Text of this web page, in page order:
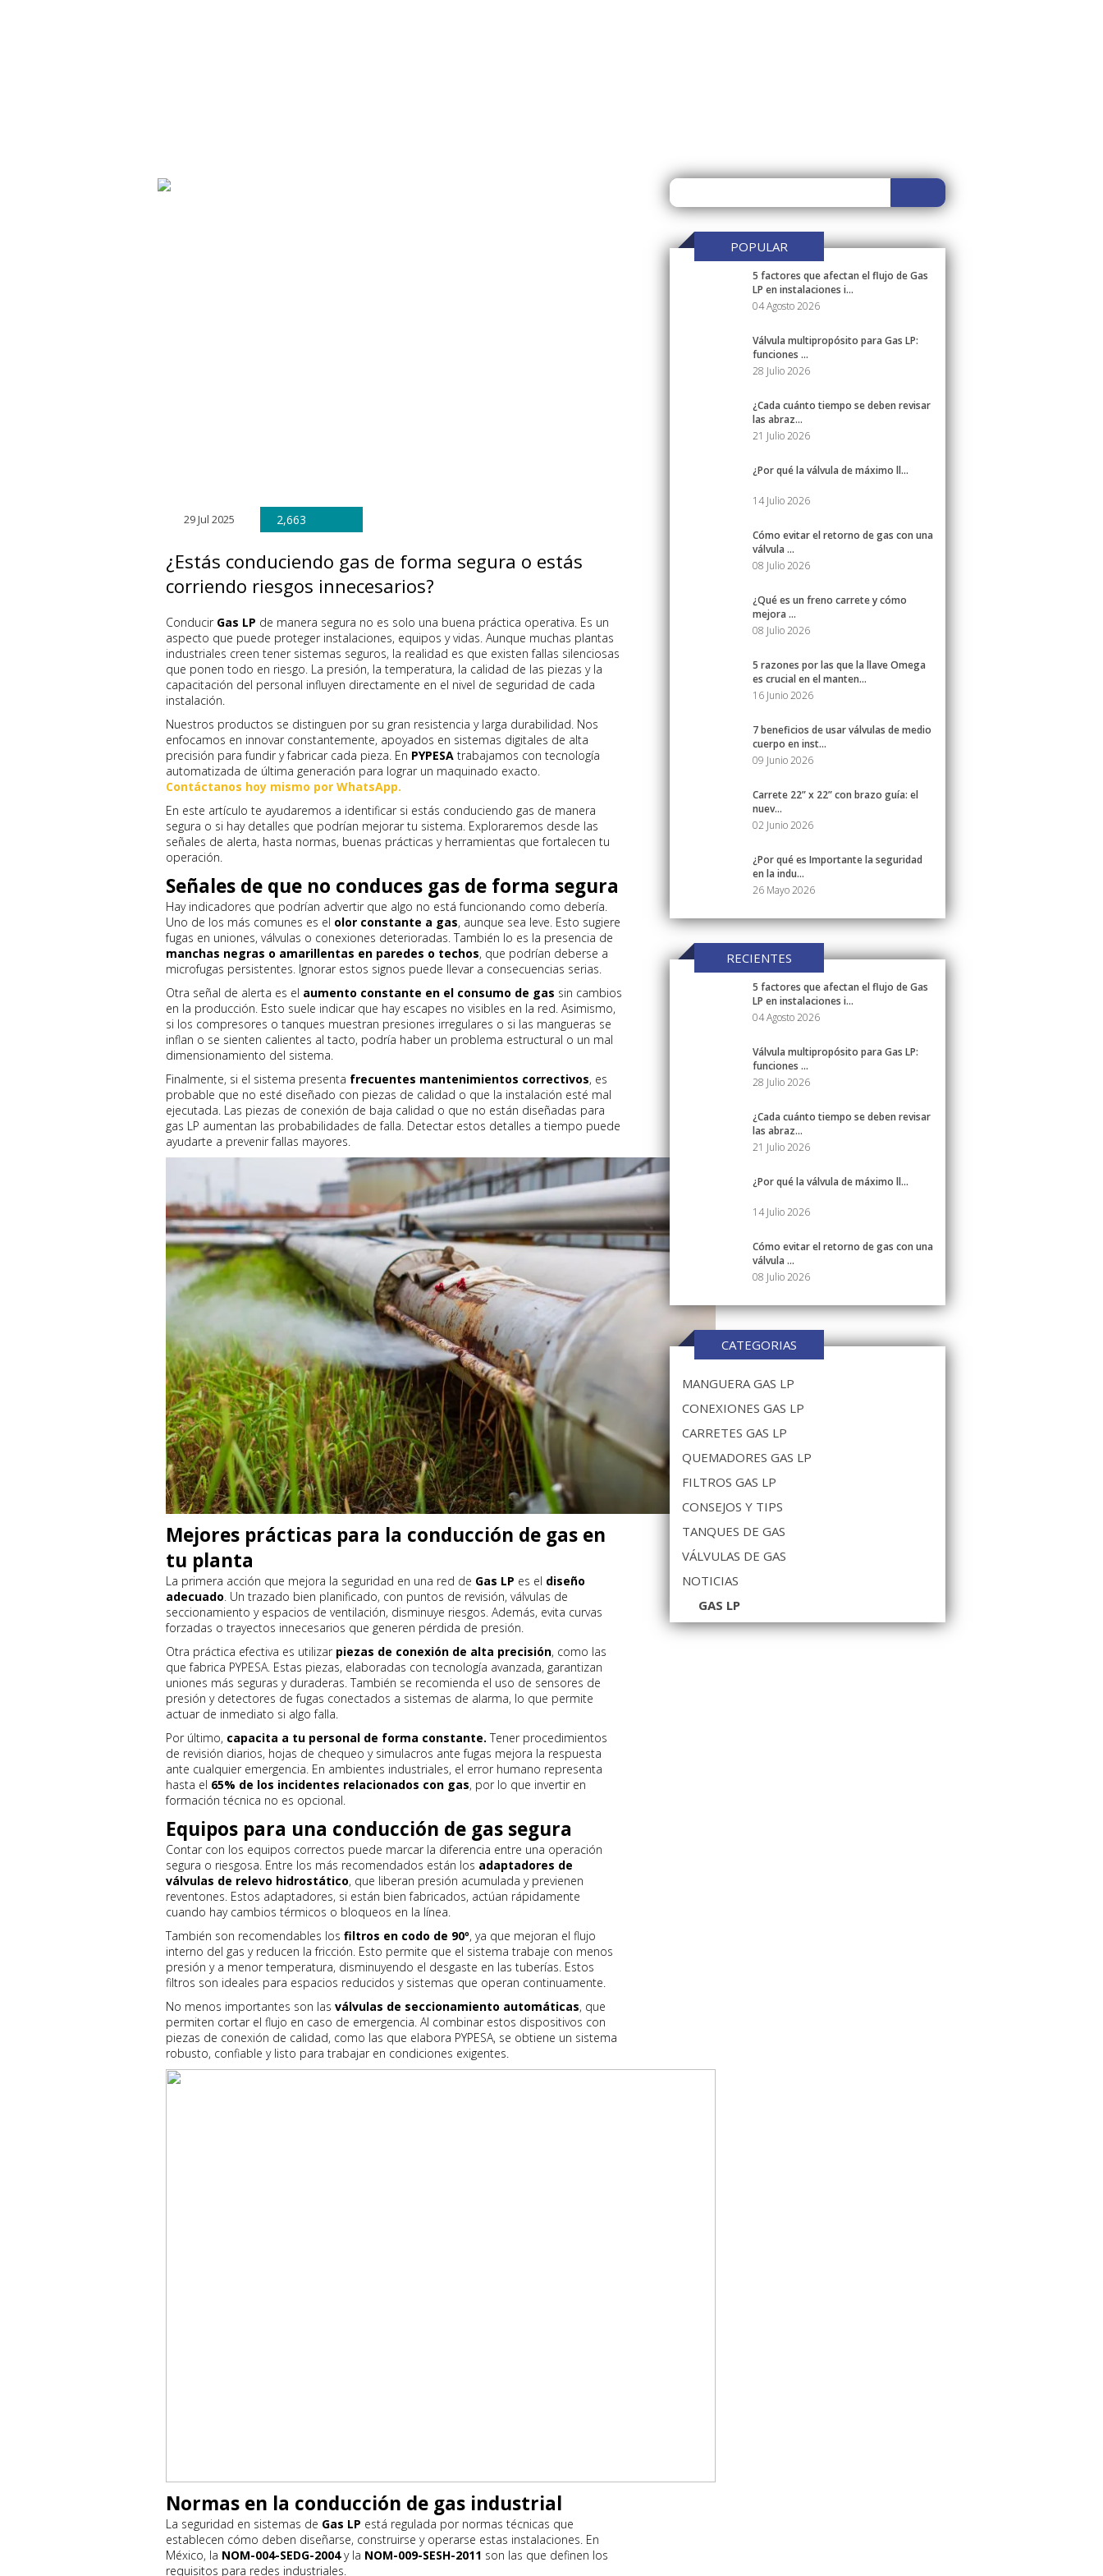
29 Jul 2025 2,663
¿Estás conduciendo gas de forma segura o estás
corriendo riesgos innecesarios?
Conducir Gas LP de manera segura no es solo una buena práctica operativa. Es un
aspecto que puede proteger instalaciones, equipos y vidas. Aunque muchas plantas
industriales creen tener sistemas seguros, la realidad es que existen fallas silenciosas
que ponen todo en riesgo. La presión, la temperatura, la calidad de las piezas y la
capacitación del personal influyen directamente en el nivel de seguridad de cada
instalación.
Nuestros productos se distinguen por su gran resistencia y larga durabilidad. Nos
enfocamos en innovar constantemente, apoyados en sistemas digitales de alta
precisión para fundir y fabricar cada pieza. En PYPESA trabajamos con tecnología
automatizada de última generación para lograr un maquinado exacto.
Contáctanos hoy mismo por WhatsApp.
En este artículo te ayudaremos a identificar si estás conduciendo gas de manera
segura o si hay detalles que podrían mejorar tu sistema. Exploraremos desde las
señales de alerta, hasta normas, buenas prácticas y herramientas que fortalecen tu
operación.
Señales de que no conduces gas de forma segura
Hay indicadores que podrían advertir que algo no está funcionando como debería.
Uno de los más comunes es el olor constante a gas, aunque sea leve. Esto sugiere
fugas en uniones, válvulas o conexiones deterioradas. También lo es la presencia de
manchas negras o amarillentas en paredes o techos, que podrían deberse a
microfugas persistentes. Ignorar estos signos puede llevar a consecuencias serias.
Otra señal de alerta es el aumento constante en el consumo de gas sin cambios
en la producción. Esto suele indicar que hay escapes no visibles en la red. Asimismo,
si los compresores o tanques muestran presiones irregulares o si las mangueras se
inflan o se sienten calientes al tacto, podría haber un problema estructural o un mal
dimensionamiento del sistema.
Finalmente, si el sistema presenta frecuentes mantenimientos correctivos, es
probable que no esté diseñado con piezas de calidad o que la instalación esté mal
ejecutada. Las piezas de conexión de baja calidad o que no están diseñadas para
gas LP aumentan las probabilidades de falla. Detectar estos detalles a tiempo puede
ayudarte a prevenir fallas mayores.
Mejores prácticas para la conducción de gas en
tu planta
La primera acción que mejora la seguridad en una red de Gas LP es el diseño
adecuado. Un trazado bien planificado, con puntos de revisión, válvulas de
seccionamiento y espacios de ventilación, disminuye riesgos. Además, evita curvas
forzadas o trayectos innecesarios que generen pérdida de presión.
Otra práctica efectiva es utilizar piezas de conexión de alta precisión, como las
que fabrica PYPESA. Estas piezas, elaboradas con tecnología avanzada, garantizan
uniones más seguras y duraderas. También se recomienda el uso de sensores de
presión y detectores de fugas conectados a sistemas de alarma, lo que permite
actuar de inmediato si algo falla.
Por último, capacita a tu personal de forma constante. Tener procedimientos
de revisión diarios, hojas de chequeo y simulacros ante fugas mejora la respuesta
ante cualquier emergencia. En ambientes industriales, el error humano representa
hasta el 65% de los incidentes relacionados con gas, por lo que invertir en
formación técnica no es opcional.
Equipos para una conducción de gas segura
Contar con los equipos correctos puede marcar la diferencia entre una operación
segura o riesgosa. Entre los más recomendados están los adaptadores de
válvulas de relevo hidrostático, que liberan presión acumulada y previenen
reventones. Estos adaptadores, si están bien fabricados, actúan rápidamente
cuando hay cambios térmicos o bloqueos en la línea.
También son recomendables los filtros en codo de 90º, ya que mejoran el flujo
interno del gas y reducen la fricción. Esto permite que el sistema trabaje con menos
presión y a menor temperatura, disminuyendo el desgaste en las tuberías. Estos
filtros son ideales para espacios reducidos y sistemas que operan continuamente.
No menos importantes son las válvulas de seccionamiento automáticas, que
permiten cortar el flujo en caso de emergencia. Al combinar estos dispositivos con
piezas de conexión de calidad, como las que elabora PYPESA, se obtiene un sistema
robusto, confiable y listo para trabajar en condiciones exigentes.
Normas en la conducción de gas industrial
La seguridad en sistemas de Gas LP está regulada por normas técnicas que
establecen cómo deben diseñarse, construirse y operarse estas instalaciones. En
México, la NOM-004-SEDG-2004y la NOM-009-SESH-2011 son las que definen los
requisitos para redes industriales.
POPULAR
5 factores que afectan el flujo de Gas
LP en instalaciones i...
04 Agosto 2026
Válvula multipropósito para Gas LP:
funciones ...
28 Julio 2026
¿Cada cuánto tiempo se deben revisar
las abraz...
21 Julio 2026
¿Por qué la válvula de máximo ll...
14 Julio 2026
Cómo evitar el retorno de gas con una
válvula ...
08 Julio 2026
¿Qué es un freno carrete y cómo
mejora ...
08 Julio 2026
5 razones por las que la llave Omega
es crucial en el manten...
16 Junio 2026
7 beneficios de usar válvulas de medio
cuerpo en inst...
09 Junio 2026
Carrete 22” x 22” con brazo guía: el
nuev...
02 Junio 2026
¿Por qué es Importante la seguridad
en la indu...
26 Mayo 2026
RECIENTES
5 factores que afectan el flujo de Gas
LP en instalaciones i...
04 Agosto 2026
Válvula multipropósito para Gas LP:
funciones ...
28 Julio 2026
¿Cada cuánto tiempo se deben revisar
las abraz...
21 Julio 2026
¿Por qué la válvula de máximo ll...
14 Julio 2026
Cómo evitar el retorno de gas con una
válvula ...
08 Julio 2026
CATEGORIAS
MANGUERA GAS LP
CONEXIONES GAS LP
CARRETES GAS LP
QUEMADORES GAS LP
FILTROS GAS LP
CONSEJOS Y TIPS
TANQUES DE GAS
VÁLVULAS DE GAS
NOTICIAS
GAS LP